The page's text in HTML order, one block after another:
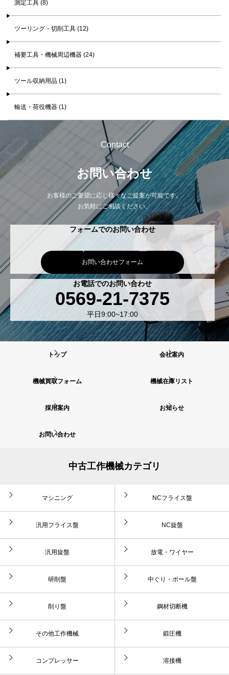
測定工具 (8)
ツーリング・切削工具 (12)
補要工具・機械周辺機器 (24)
ツール収納用品 (1)
輸送・荷役機器 (1)
Contact
お問い合わせ
お客様のご要望に応じ様々なご提案が可能です。
お気軽にご相談ください。
フォームでのお問い合わせ
お問い合わせフォーム
お電話でのお問い合わせ
0569-21-7375
平日9:00~17:00
トップ 会社案内
機械買取フォーム 機械在庫リスト
採用案内 お知らせ
お問い合わせ
中古工作機械カテゴリ
マシニング NCフライス盤
汎用フライス盤 NC旋盤
汎用旋盤 放電・ワイヤー
研削盤 中ぐり・ボール盤
削り盤 鋼材切断機
その他工作機械 鍛圧機
コンプレッサー 溶接機